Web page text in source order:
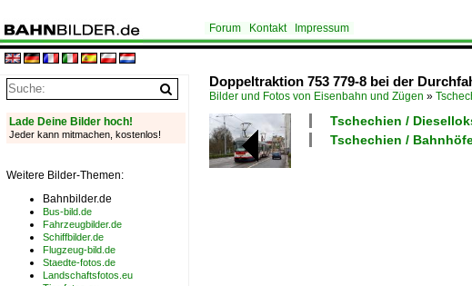
Forum Kontakt Impressum
Doppeltraktion 753 779-8 bei der
Bilder und Fotos von Eisenbahn und Zügen »
Tschechien /
Tschechien /
Lade Deine Bilder hoch!
Jeder kann mitmachen, kostenlos!
Weitere Bilder-Themen:
Bahnbilder.de
Bus-bild.de
Fahrzeugbilder.de
Schiffbilder.de
Flugzeug-bild.de
Staedte-fotos.de
Landschaftsfotos.eu